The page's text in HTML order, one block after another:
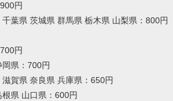
円
葉県 茨城県 群馬県 栃木県 山梨県：800円
円
県：700円
賀県 奈良県 兵庫県：650円
県 山口県：600円